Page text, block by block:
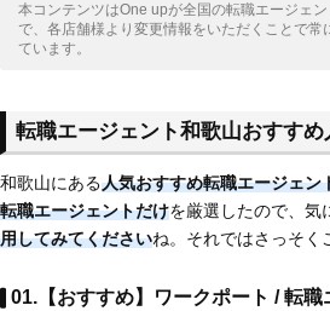
本コンテンツはOne upが全国の転職エージェ
で、各店舗様より変更情報をいただくことで常
ています。
転職エージェント和歌山おすすめ
和歌山にある人気おすすめ転職エージェン
転職エージェントだけを厳選したので、気
用してみてくださいね。それではさっそく
01.【おすすめ】ワークポート / 転